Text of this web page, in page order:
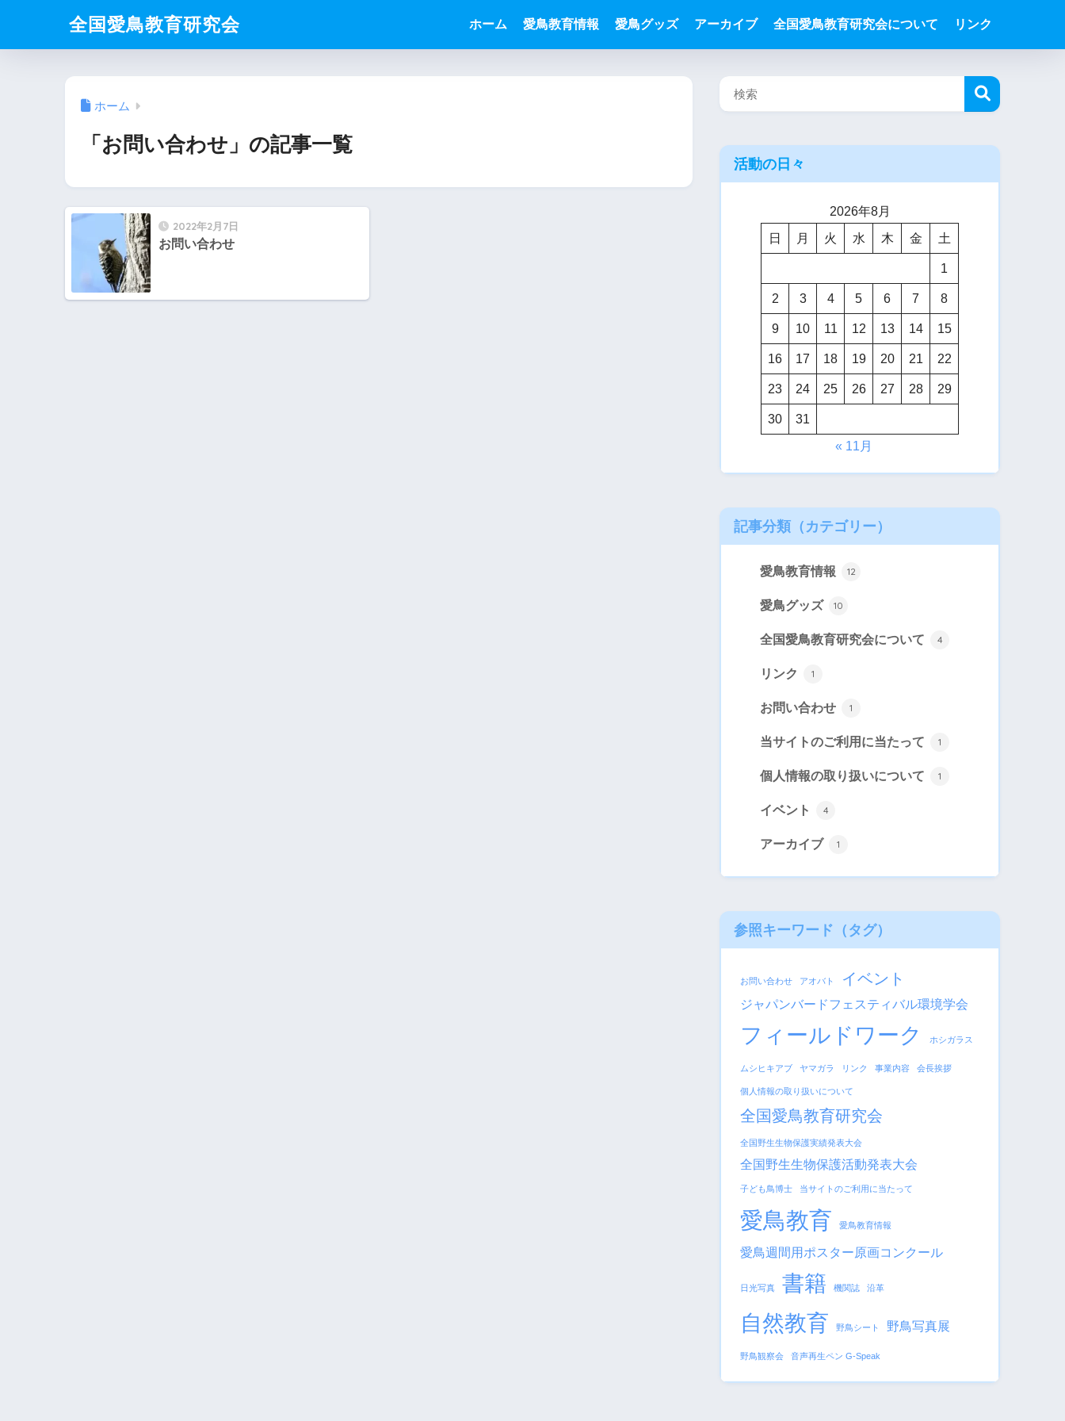
全国愛鳥教育研究会 ホーム 愛鳥教育情報 愛鳥グッズ アーカイブ 全国愛鳥教育研究会について リンク
ホーム
「お問い合わせ」の記事一覧
2022年2月7日
お問い合わせ
活動の日々
2026年8月
日
月 火 水 木 金 土
1
2 3 4 5 6 7 8
9 10 11 12 13 14 15
16 17 18 19 20 21 22
23 24 25 26 27 28 29
30
31
« 11月
記事分類（カテゴリー）
愛鳥教育情報 12
愛鳥グッズ 10
全国愛鳥教育研究会について 4
リンク 1
お問い合わせ 1
当サイトのご利用に当たって 1
個人情報の取り扱いについて 1
イベント 4
アーカイブ 1
参照キーワード（タグ）
お問い合わせ アオバト イベント
ジャパンバードフェスティバル環境学会
フィールドワーク ホシガラス
ムシヒキアブ ヤマガラ リンク 事業内容 会長挨拶
個人情報の取り扱いについて
全国愛鳥教育研究会
全国野生生物保護実績発表大会
全国野生生物保護活動発表大会
子ども鳥博士 当サイトのご利用に当たって
愛鳥教育 愛鳥教育情報
愛鳥週間用ポスター原画コンクール
日光写真 書籍 機関誌 沿革
自然教育 野鳥シート 野鳥写真展
野鳥観察会 音声再生ペン G-Speak